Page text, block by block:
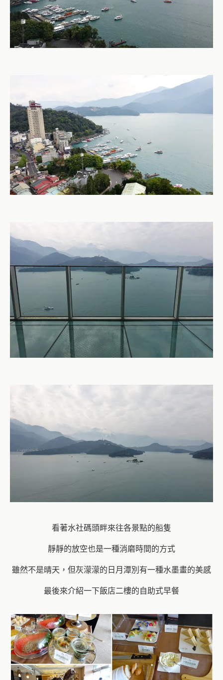
看著水社碼頭畔來往各景點的船隻
靜靜的放空也是一種消磨時間的方式
雖然不是晴天，但灰濛濛的日月潭別有一種水墨畫的美感
最後來介紹一下飯店二樓的自助式早餐